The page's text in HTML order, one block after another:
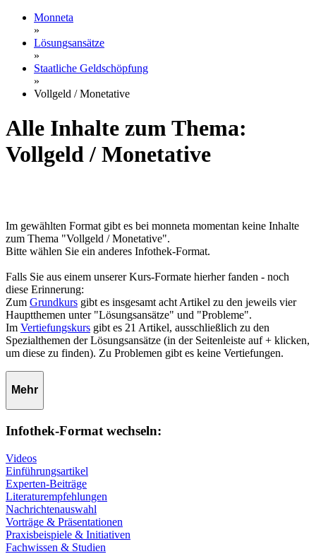
Monneta
»
Lösungsansätze
»
Staatliche Geldschöpfung
»
Vollgeld / Monetative
Alle Inhalte zum Thema:
Vollgeld / Monetative
Im gewählten Format gibt es bei monneta momentan keine Inhalte
zum Thema "Vollgeld / Monetative".
Bitte wählen Sie ein anderes Infothek-Format.
Falls Sie aus einem unserer Kurs-Formate hierher fanden - noch
diese Erinnerung:
Zum Grundkurs gibt es insgesamt acht Artikel zu den jeweils vier
Hauptthemen unter "Lösungsansätze" und "Probleme".
Im Vertiefungskurs gibt es 21 Artikel, ausschließlich zu den
Spezialthemen der Lösungsansätze (in der Seitenleiste auf + klicken,
um diese zu finden). Zu Problemen gibt es keine Vertiefungen.
Mehr
Infothek-Format wechseln:
Videos
Einführungsartikel
Experten-Beiträge
Literaturempfehlungen
Nachrichtenauswahl
Vorträge & Präsentationen
Praxisbeispiele & Initiativen
Fachwissen & Studien